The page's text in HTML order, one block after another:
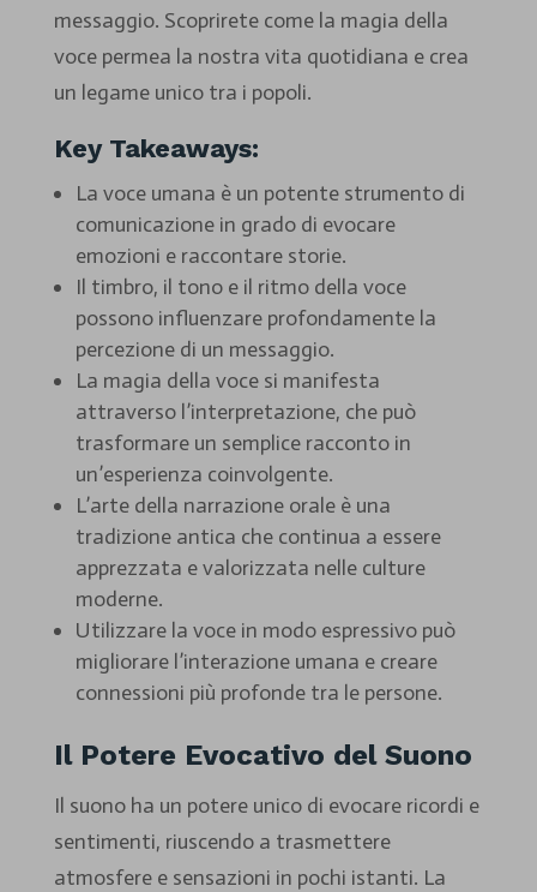
messaggio. Scoprirete come la magia della
voce permea la nostra vita quotidiana e crea
un legame unico tra i popoli.
Key Takeaways:
La voce umana è un potente strumento di
comunicazione in grado di evocare
emozioni e raccontare storie.
Il timbro, il tono e il ritmo della voce
possono influenzare profondamente la
percezione di un messaggio.
La magia della voce si manifesta
attraverso l’interpretazione, che può
trasformare un semplice racconto in
un’esperienza coinvolgente.
L’arte della narrazione orale è una
tradizione antica che continua a essere
apprezzata e valorizzata nelle culture
moderne.
Utilizzare la voce in modo espressivo può
migliorare l’interazione umana e creare
connessioni più profonde tra le persone.
Il Potere Evocativo del Suono
Il suono ha un potere unico di evocare ricordi e
sentimenti, riuscendo a trasmettere
atmosfere e sensazioni in pochi istanti. La